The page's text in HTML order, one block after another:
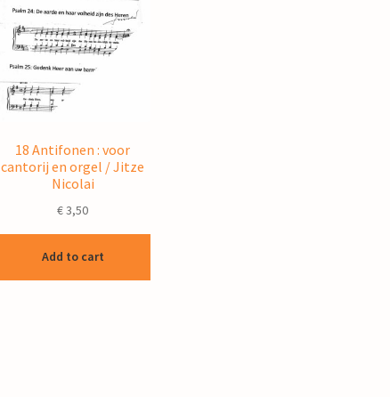
18 Antifonen : voor
cantorij en orgel / Jitze
Nicolai
€3,50
Add to cart